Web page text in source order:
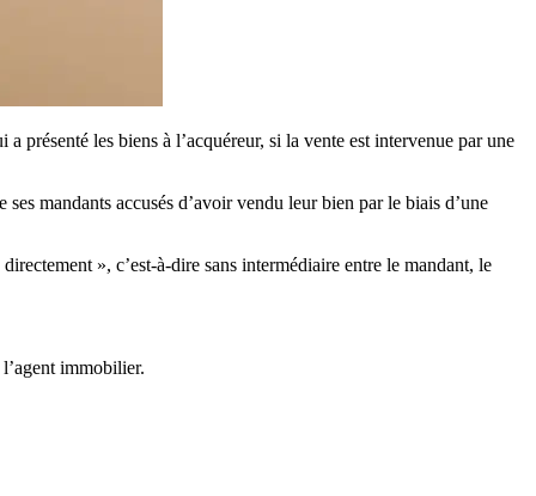
présenté les biens à l’acquéreur, si la vente est intervenue par une
mandants accusés d’avoir vendu leur bien par le biais d’une
», c’est-à-dire sans intermédiaire entre le mandant, le
immobilier.